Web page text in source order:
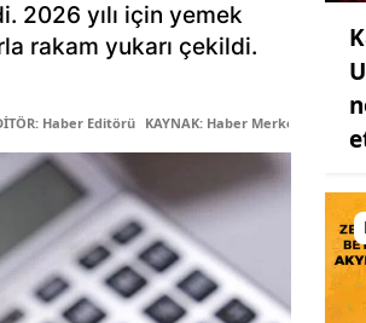
2026 yılı için yemek
rakam yukarı çekildi.
Haber Editörü KAYNAK: Haber Merkezi